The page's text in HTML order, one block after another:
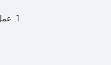
1. عمل فني بدقة عالية، ألوان كاملة، يتم الطباعة باستخدام حبر مائي صديق للبيئة، قماش مقاوم للنار: تصنيف DIN 4102 الفئة B1